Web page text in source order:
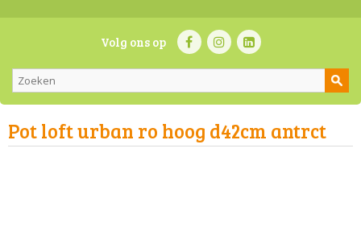
Volg ons op
Pot loft urban ro hoog d42cm antrct